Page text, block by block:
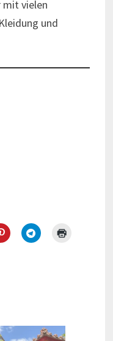
mit vielen
und